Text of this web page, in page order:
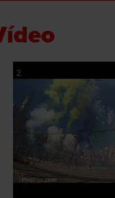
2